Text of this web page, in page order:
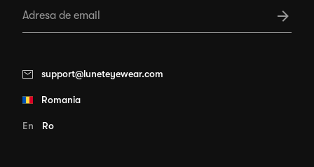
support@luneteyewear.com
Romania
En Ro